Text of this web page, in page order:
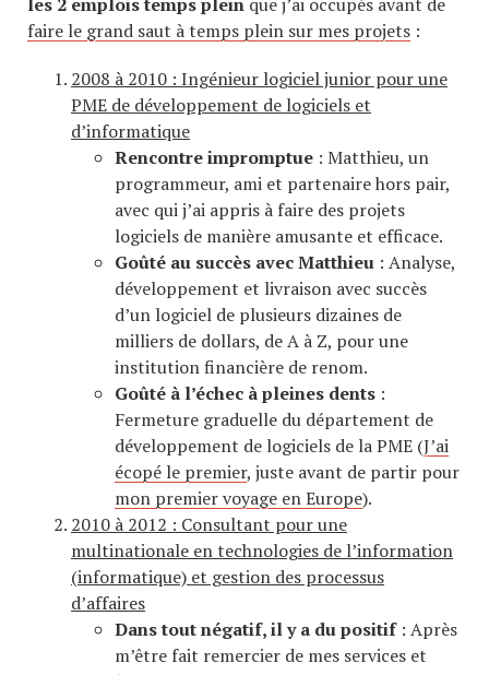
faire le grand saut à temps plein sur mes projets :
2008 à 2010 : Ingénieur logiciel junior pour une
PME de développement de logiciels et
d’informatique
Rencontre impromptue : Matthieu, un
programmeur, ami et partenaire hors pair,
avec qui j’ai appris à faire des projets
logiciels de manière amusante et efficace.
Goûté au succès avec Matthieu : Analyse,
développement et livraison avec succès
d’un logiciel de plusieurs dizaines de
milliers de dollars, de A à Z, pour une
institution financière de renom.
Goûté à l’échec à pleines dents :
Fermeture graduelle du département de
développement de logiciels de la PME (J’ai
écopé le premier, juste avant de partir pour
mon premier voyage en Europe).
2010 à 2012 : Consultant pour une
multinationale en technologies de l’information
(informatique) et gestion des processus
d’affaires
Dans tout négatif, il y a du positif: Après
m’être fait remercier de mes services et